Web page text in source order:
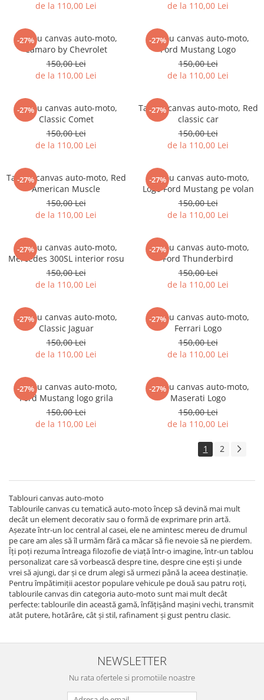
Tricouri music is life
Tricouri sporturi de iarna
Tricouri snowboard
Tricouri ski
Halloween
Tricouri aniversare
Tricouri cadou 20 ani
Tricouri cadou 30 ani
Tricouri cadou 40 ani
Tricouri cadou 60 ani
Tricouri motociclisti
Tricouri motociclisti
Tricouri offroad
Tricouri biciclisti
Tricouri biciclisti
Tricouri biciclisti MTB
Tricouri biciclisti BMX
Tricouri biciclisti downhill
Tricouri skateboard
Tricouri sport/fitness
Tricouri yoga
de la 110,00 Lei
de la 110,00 Lei
-27%
Tablou canvas auto-moto,
Camaro by Chevrolet
150,00 Lei
de la 110,00 Lei
-27%
Tablou canvas auto-moto,
Ford Mustang Logo
150,00 Lei
de la 110,00 Lei
-27%
Tablou canvas auto-moto,
Classic Comet
150,00 Lei
de la 110,00 Lei
-27%
Tablou canvas auto-moto, Red
classic car
150,00 Lei
de la 110,00 Lei
-27%
Tablou canvas auto-moto, Red
American Muscle
150,00 Lei
de la 110,00 Lei
-27%
Tablou canvas auto-moto,
Logo Ford Mustang pe volan
150,00 Lei
de la 110,00 Lei
-27%
Tablou canvas auto-moto,
Mercedes 300SL interior rosu
150,00 Lei
de la 110,00 Lei
-27%
Tablou canvas auto-moto,
Ford Thunderbird
150,00 Lei
de la 110,00 Lei
-27%
Tablou canvas auto-moto,
Classic Jaguar
150,00 Lei
de la 110,00 Lei
-27%
Tablou canvas auto-moto,
Ferrari Logo
150,00 Lei
de la 110,00 Lei
-27%
Tablou canvas auto-moto,
Ford Mustang logo grila
150,00 Lei
de la 110,00 Lei
-27%
Tablou canvas auto-moto,
Maserati Logo
150,00 Lei
de la 110,00 Lei
1 2
Tablouri canvas auto-moto
Tablourile canvas cu tematică auto-moto încep să devină mai mult
decât un element decorativ sau o formă de exprimare prin artă.
Așezate într-un loc central al casei, ele ne amintesc mereu de drumul
pe care am ales să îl urmăm fără ca măcar să fie nevoie să ne pierdem.
Îți poți rezuma întreaga filozofie de viață într-o imagine, într-un tablou
personalizat care să vorbească despre tine, despre cine ești și unde
vrei să ajungi, dar și ce drum alegi să urmezi până la aceea destinație.
Pentru împătimiții acestor populare vehicule pe două sau patru roți,
tablourile canvas din categoria auto-moto sunt mai mult decât
perfecte: tablourile din această gamă, înfățișând mașini vechi, transmit
atât putere, hotărâre, cât și stil, rafinament și gust pentru clasic.
NEWSLETTER
Nu rata ofertele si promotiile noastre